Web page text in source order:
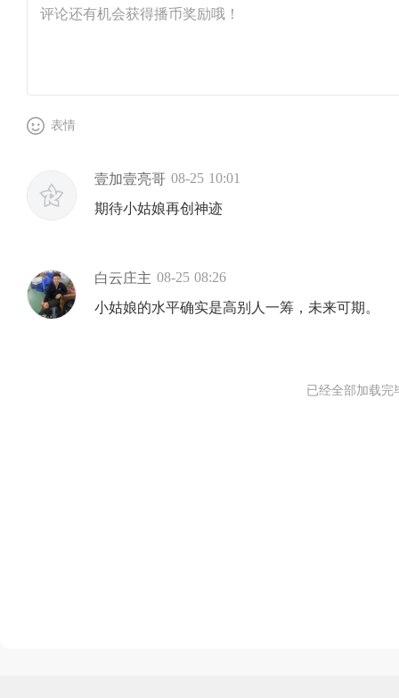
表情
壹加壹亮哥 08-25 10:01
期待小姑娘再创神迹
白云庄主 08-25 08:26
小姑娘的水平确实是高别人一筹，未来可期。
已经全部加载完